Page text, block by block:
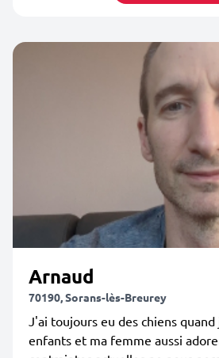
Arnaud
70190, Sorans-lès-Breurey
J'ai toujours eu des chiens
enfants et ma femme aussi